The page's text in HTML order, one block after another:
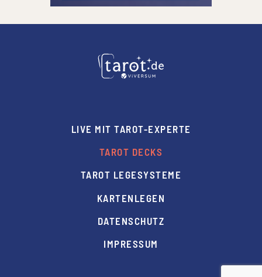
LIVE MIT TAROT-EXPERTE
TAROT DECKS
TAROT LEGESYSTEME
KARTENLEGEN
DATENSCHUTZ
IMPRESSUM